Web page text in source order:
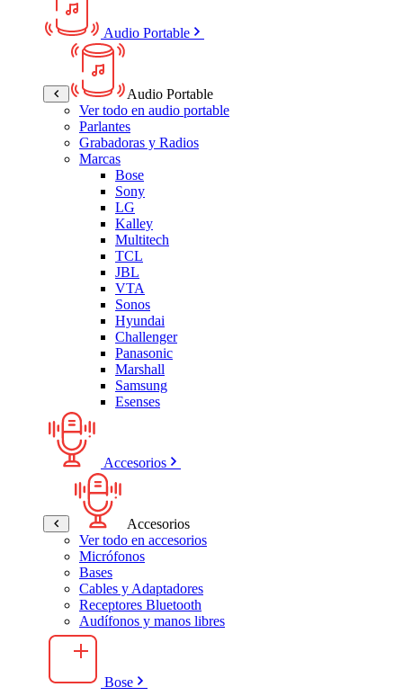
Audio Portable
Audio Portable
Ver todo en audio portable
Parlantes
Grabadoras y Radios
Marcas
Bose
Sony
LG
Kalley
Multitech
TCL
JBL
VTA
Sonos
Hyundai
Challenger
Panasonic
Marshall
Samsung
Esenses
Accesorios
Accesorios
Ver todo en accesorios
Micrófonos
Bases
Cables y Adaptadores
Receptores Bluetooth
Audífonos y manos libres
Bose